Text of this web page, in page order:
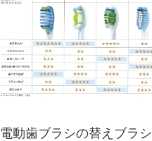
電動歯ブラシの替えブラシ